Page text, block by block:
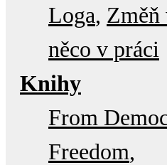
Loga Změň
něco v práci
Knihy
From
Freedom